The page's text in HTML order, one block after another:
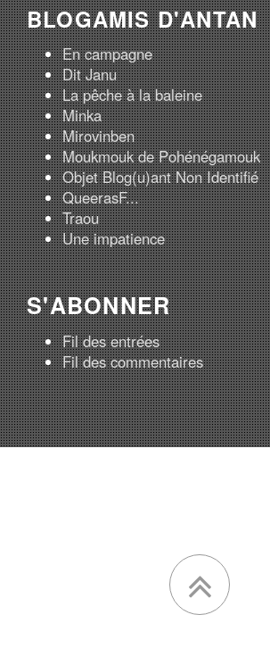
BLOGAMIS D'ANTAN
En campagne
Dit Janu
La pêche à la baleine
Minka
Mirovinben
Moukmouk de Pohénégamouk
Objet Blog(u)ant Non Identifié
QueerasF...
Traou
Une impatience
S'ABONNER
Fil des entrées
Fil des commentaires